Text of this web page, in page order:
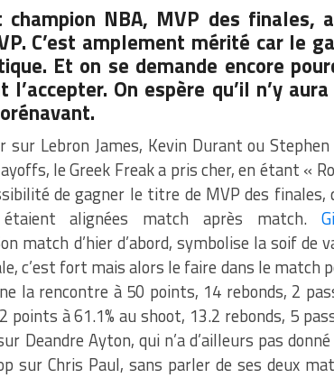
NBA, MVP des finales,
C’est amplement mérité car le
Et on se demande encore
On espère qu’il n’y
sur Lebron James, Kevin Durant ou
le Greek Freak a pris cher, en étant «
de gagner le titre de MVP des finales,
alignées match après match.
match d’hier d’abord, symbolise la soif de
c’est fort mais alors le faire dans le match
la rencontre à 50 points, 14 rebonds, 2
à 61.1% au shoot, 13.2 rebonds, 5
Deandre Ayton, qui n’a d’ailleurs pas
sur Chris Paul, sans parler de ses deux